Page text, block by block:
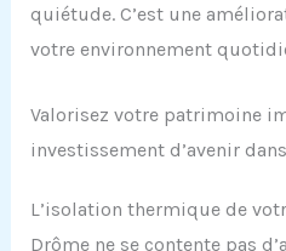
quiétude. C’est une
votre environnement
Valorisez votre patrimoine
investissement d’avenir
L’isolation thermique de
Drôme ne se contente pas